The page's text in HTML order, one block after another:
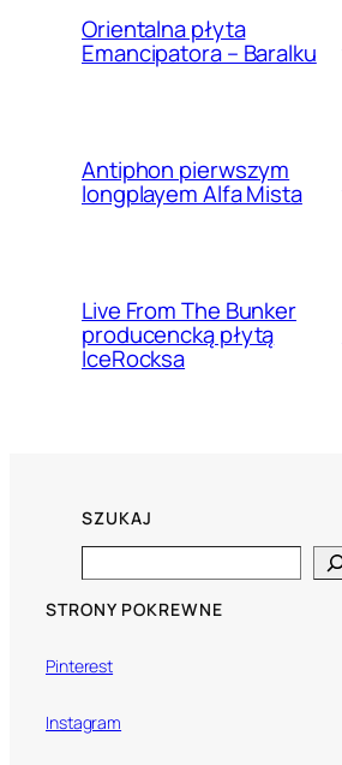
Orientalna płyta
Emancipatora – Baralku
Antiphon pierwszym
longplayem Alfa Mista
Live From The Bunker
producencką płytą
IceRocksa
SZUKAJ
STRONY POKREWNE
Pinterest
Instagram